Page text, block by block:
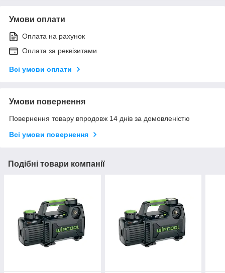
Умови оплати
Оплата на рахунок
Оплата за реквізитами
Всі умови оплати
Умови повернення
Повернення товару впродовж 14 днів за домовленістю
Всі умови повернення
Подібні товари компанії